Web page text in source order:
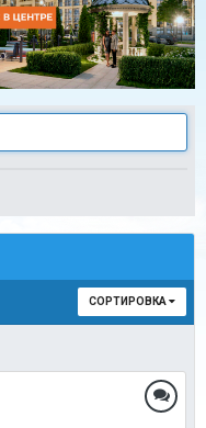
СОРТИРОВКА